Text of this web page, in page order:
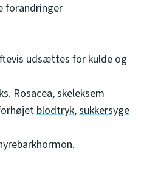
forandringer
udsættes for kulde og
Rosacea, skeleksem
blodtryk,sukkersyge